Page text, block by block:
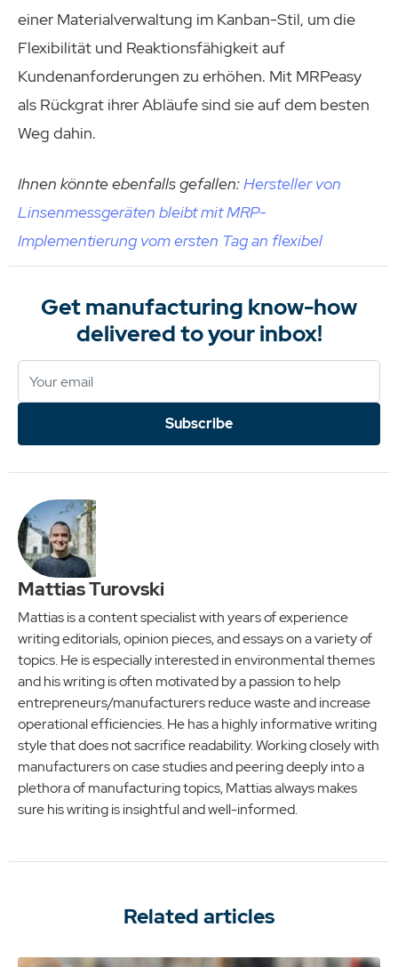
einer Materialverwaltung im Kanban-Stil, um die
Flexibilität und Reaktionsfähigkeit auf
Kundenanforderungen zu erhöhen. Mit MRPeasy
als Rückgrat ihrer Abläufe sind sie auf dem besten
Weg dahin.
Ihnen könnte ebenfalls gefallen:Hersteller von
Linsenmessgeräten bleibt mit MRP-
Implementierung vom ersten Tag an flexibel
Get manufacturing know-how
delivered to your inbox!
Subscribe
Mattias Turovski
Mattias is a content specialist with years of experience
writing editorials, opinion pieces, and essays on a variety of
topics. He is especially interested in environmental themes
and his writing is often motivated by a passion to help
entrepreneurs/manufacturers reduce waste and increase
operational efficiencies. He has a highly informative writing
style that does not sacrifice readability. Working closely with
manufacturers on case studies and peering deeply into a
plethora of manufacturing topics, Mattias always makes
sure his writing is insightful and well-informed.
Related articles